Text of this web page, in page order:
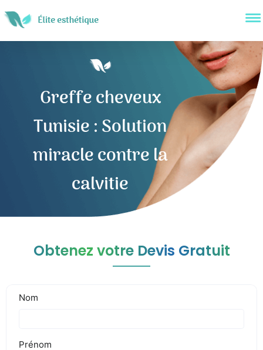
Greffe cheveux
Tunisie : Solution
miracle contre la
calvitie
Obtenez votre Devis Gratuit